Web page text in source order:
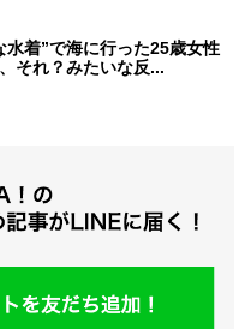
水着”で海に行った25歳女性
それ？みたいな反...